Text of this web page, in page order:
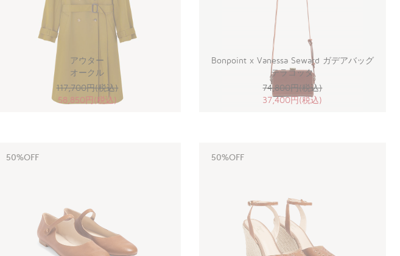
アウター
オークル
117,700円(税込)
58,850円(税込)
Bonpoint x Vanessa Seward ガデアバッグ
テラコッタ
74,800円(税込)
37,400円(税込)
50%OFF 50%OFF